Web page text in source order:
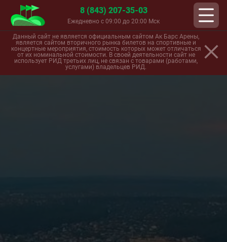
8 (843) 207-35-03
Ежедневно с 09:00 до 20:00 Мск
Данный сайт не является официальным сайтом Ак Барс Арены,
является сайтом вторичного рынка билетов на спортивные и
концертные мероприятия, стоимость которых может отличаться
от их номинальной стоимости. В своей деятельности сайт не
использует РИД третьих лиц, не связан с товарами (работами,
услугами) владельцев РИД.